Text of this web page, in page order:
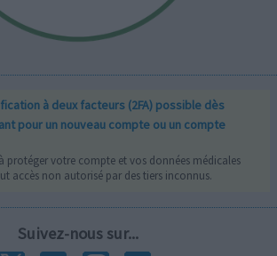
à deux facteurs (2FA) possible dès
pour un nouveau compte ou un compte
protéger votre compte et vos données médicales
accès non autorisé par des tiers inconnus.
Suivez-nous sur...